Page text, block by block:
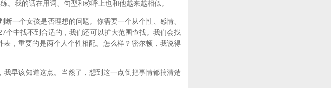
我的话在用词、句型和称呼上也和他越来越相似。
一个女孩是否理想的问题。你需要一个从个性、感情、
个中找不到合适的，我们还可以扩大范围查找。我们会找
，重要的是两个人个性相配。怎么样？密尔顿，我说得
早该知道这点。当然了，想到这一点倒把事情都搞清楚